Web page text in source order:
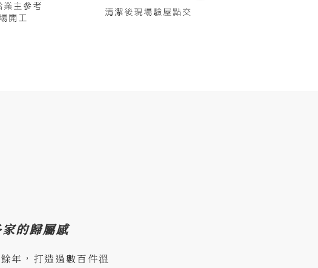
的歸屬感
年，打造過數百件溫